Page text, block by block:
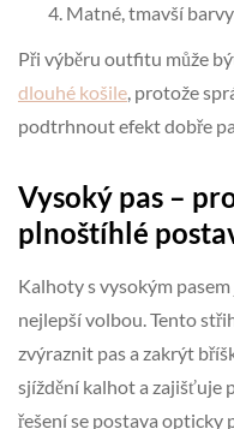
Matné, tmavší
Při výběru outfitu může
dlouhé košile, protože
podtrhnout efekt dobře
Vysoký pas –
plnoštíhlé
Kalhoty s vysokým
nejlepší volbou. Tento
zvýraznit pas a zakrýt
sjíždění kalhot a zajišťuje
řešení se postava opticky